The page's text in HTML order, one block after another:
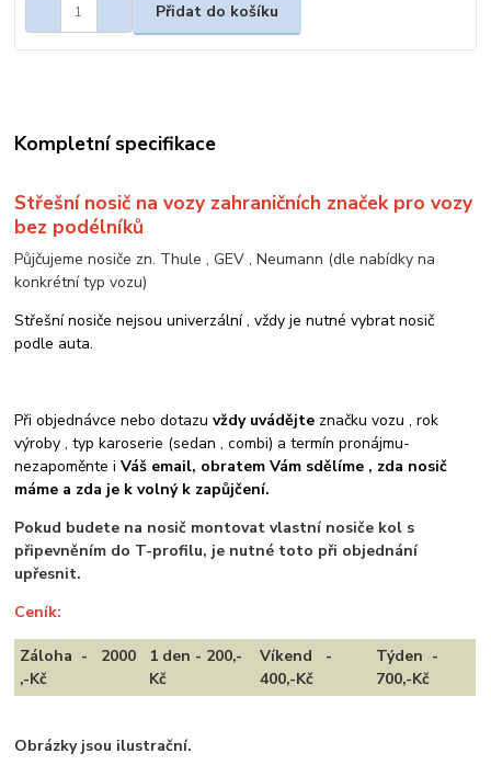
Přidat do košíku
Kompletní specifikace
Střešní nosič na vozy zahraničních značek pro vozy
bez podélníků
Půjčujeme nosiče zn. Thule , GEV , Neumann (dle nabídky na
konkrétní typ vozu)
Střešní nosiče nejsou univerzální , vždy je nutné vybrat nosič
podle auta.
Při objednávce nebo dotazuvždy uvádějte značku vozu , rok
výroby , typ karoserie (sedan , combi) a termín pronájmu-
nezapoměnte iVáš email, obratem Vám sdělíme , zda nosič
máme a zda je k volný k zapůjčení.
Pokud budete na nosič montovat vlastní nosiče kol s
připevněním do T-profilu, je nutné toto při objednání
upřesnit.
Ceník:
Záloha - 2000
,-Kč
1 den - 200,-
Kč
Víkend -
400,-Kč
Týden -
700,-Kč
Obrázky jsou ilustrační.